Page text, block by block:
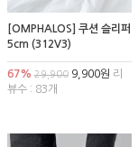
[OMPHALOS] 쿠션 슬리퍼
5cm (312V3)
67% 29,9009,900원 리
뷰수 : 83개